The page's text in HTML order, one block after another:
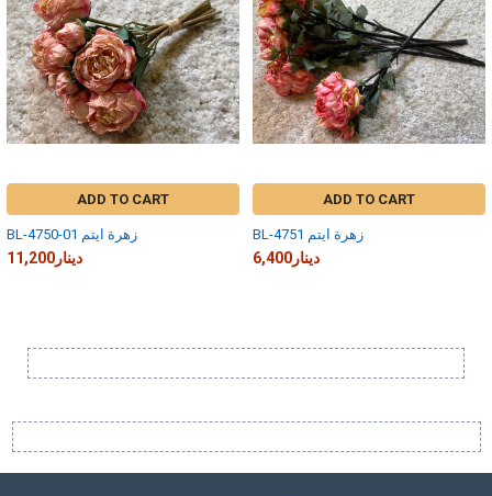
ADD TO CART
BL-4750-01 زهرة ايتم
11,200دينار
ADD TO CART
BL-4751 زهرة ايتم
6,400دينار